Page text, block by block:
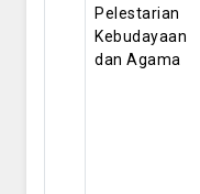
Pelestarian
Kebudayaan
dan Agama